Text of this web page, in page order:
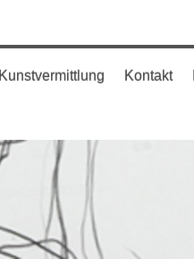
Kunstvermittlung Kontakt